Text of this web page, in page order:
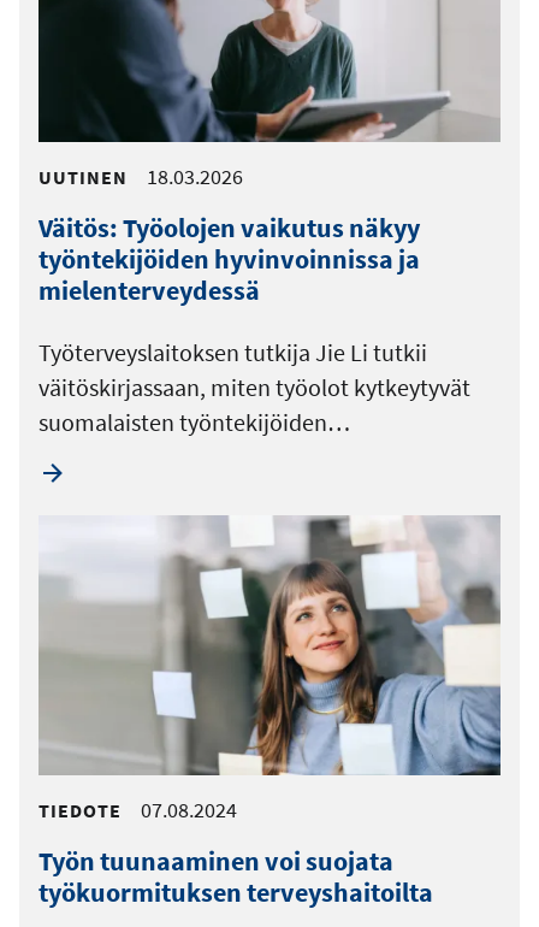
UUTINEN 18.03.2026
Väitös: Työolojen vaikutus näkyy
työntekijöiden hyvinvoinnissa ja
mielenterveydessä
Työterveyslaitoksen tutkija Jie Li tutkii
väitöskirjassaan, miten työolot kytkeytyvät
suomalaisten työntekijöiden…
TIEDOTE 07.08.2024
Työn tuunaaminen voi suojata
työkuormituksen terveyshaitoilta